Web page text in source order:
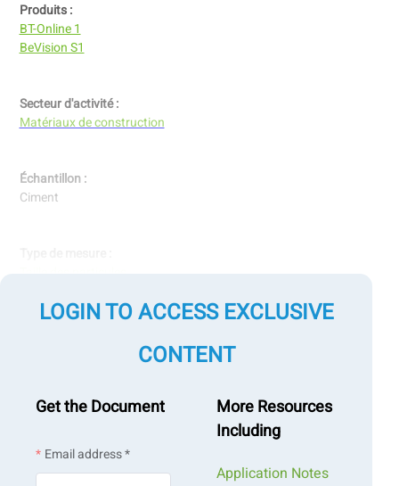
Produits :
BT-Online 1
BeVision S1
Secteur d'activité :
Matériaux de construction
Échantillon :
Ciment
Analyse d'images
LOGIN TO ACCESS EXCLUSIVE
CONTENT
Get the Document
Email address *
More Resources
Including
Application Notes